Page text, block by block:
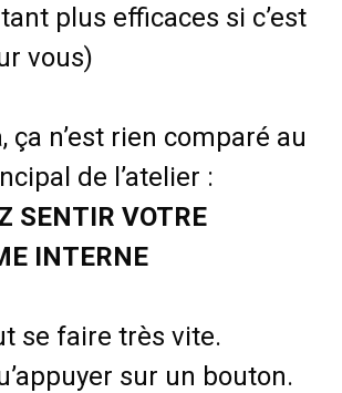
plus efficaces si c’est
vous)
ça n’est rien comparé au
de l’atelier :
SENTIR VOTRE
INTERNE
se faire très vite.
sur un bouton.